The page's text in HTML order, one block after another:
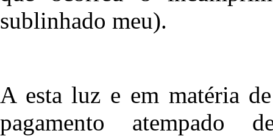
sublinhado meu).
A esta luz e em matéria
pagamento atempado